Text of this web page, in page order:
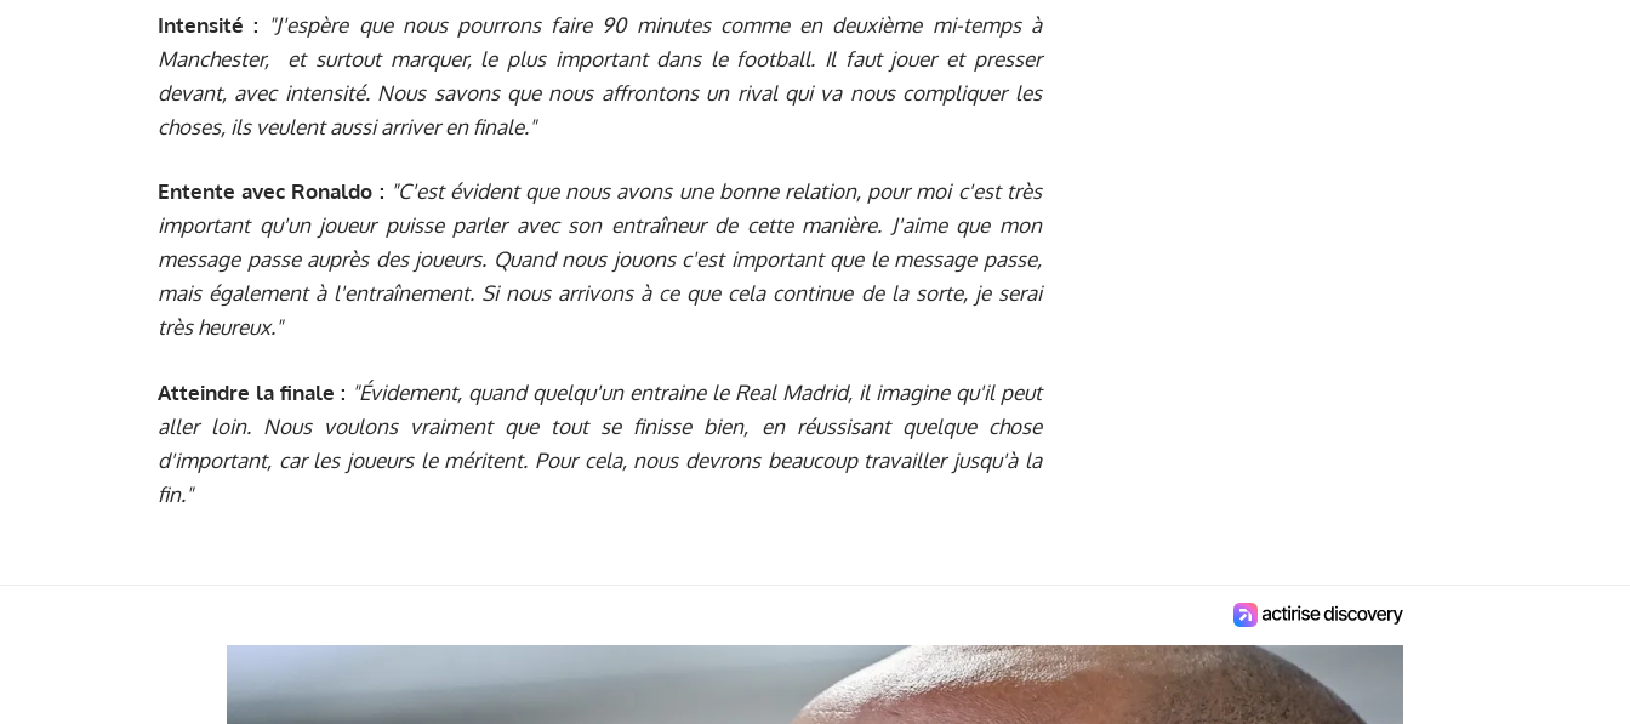
Intensité : "J'espère que nous pourrons faire 90 minutes comme en deuxième mi-temps à
Manchester, et surtout marquer, le plus important dans le football. Il faut jouer et presser
devant, avec intensité. Nous savons que nous affrontons un rival qui va nous compliquer les
choses, ils veulent aussi arriver en finale."
Entente avec Ronaldo : "C'est évident que nous avons une bonne relation, pour moi c'est très
important qu'un joueur puisse parler avec son entraîneur de cette manière. J'aime que mon
message passe auprès des joueurs. Quand nous jouons c'est important que le message passe,
mais également à l'entraînement. Si nous arrivons à ce que cela continue de la sorte, je serai
très heureux."
Atteindre la finale : "Évidement, quand quelqu'un entraine le Real Madrid, il imagine qu'il peut
aller loin. Nous voulons vraiment que tout se finisse bien, en réussisant quelque chose
d'important, car les joueurs le méritent. Pour cela, nous devrons beaucoup travailler jusqu'à la
fin."